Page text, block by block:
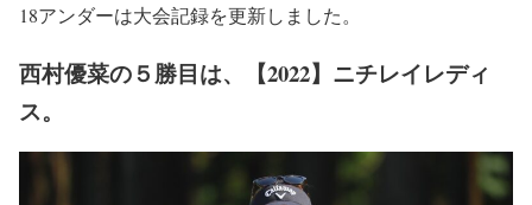
18アンダーは大会記録を更新しました。
西村優菜の５勝目は、【2022】ニチレイレディ
ス。